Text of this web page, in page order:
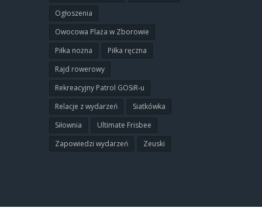
Ogłoszenia
Owocowa Plaża w Zborowie
Piłka nożna
Piłka ręczna
Rajd rowerowy
Rekreacyjny Patrol GOSiR-u
Relacje z wydarzeń
Siatkówka
Siłownia
Ultimate Frisbee
Zapowiedzi wydarzeń
Zeuski